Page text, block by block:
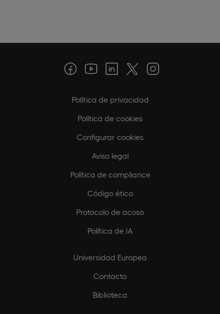
Política de privacidad
Política de cookies
Configurar cookies
Aviso legal
Política de compliance
Código ético
Protocolo de acoso
Política de IA
Universidad Europea
Contacto
Biblioteca